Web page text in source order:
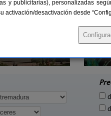
y publicitarias), personalizadas
activación/desactivación desde